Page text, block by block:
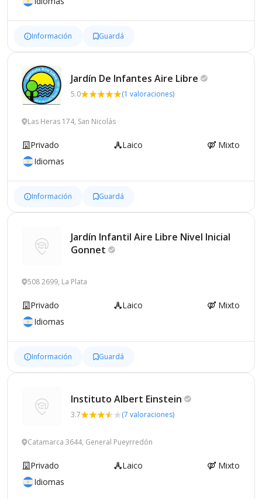
Información Guardá
Jardín De Infantes Aire Libre
5.0 (1 valoraciones)
Las Heras 174, San Nicolás
Privado Laico
Mixto
Idiomas
Información Guardá
Jardín Infantil Aire Libre Nivel Inicial
Gonnet
508 2699, La Plata
Privado Laico
Mixto
Idiomas
Información Guardá
Instituto Albert Einstein
3.7 (7 valoraciones)
Catamarca 3644, General Pueyrredón
Privado Laico
Mixto
Idiomas